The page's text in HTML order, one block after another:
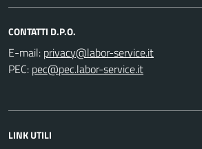
CONTATTI D.P.O.
E-mail:
PEC:
LINK UTILI